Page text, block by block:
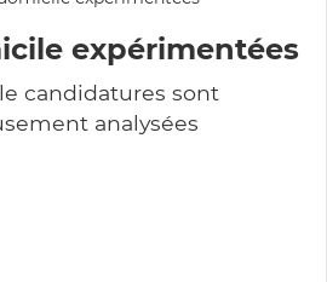
expérimentées
candidatures sont
analysées